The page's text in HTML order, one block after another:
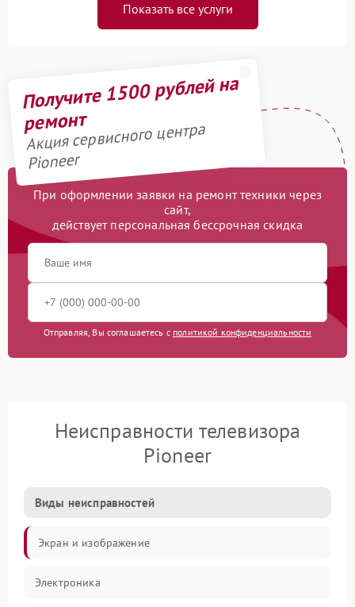
Показать все услуги
Получите 1500 рублей на
ремонт
Акция сервисного центра
Pioneer
При оформлении заявки на ремонт техники через
сайт,
действует персональная бессрочная скидка
Отправляя, Вы соглашаетесь с политикой конфиденциальности
Неисправности телевизора
Pioneer
Виды неисправностей
Экран и изображение
Электроника